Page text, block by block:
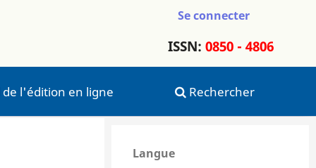
Se connecter
ISSN: 0850 - 4806
de l'édition en ligne Rechercher
Langue